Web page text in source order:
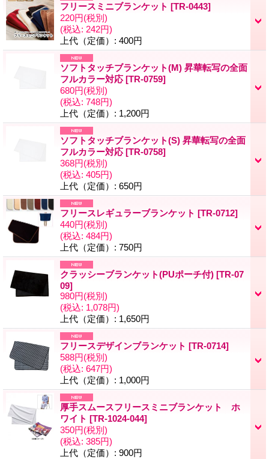
フリースミニブランケット [TR-0443]
220円(税別)
(税込: 242円)
上代（定価） : 400円
ソフトタッチブランケット(M) 昇華転写の全面
フルカラー対応[TR-0759]
680円(税別)
(税込: 748円)
上代（定価） : 1,200円
ソフトタッチブランケット(S) 昇華転写の全面
フルカラー対応[TR-0758]
368円(税別)
(税込: 405円)
上代（定価） : 650円
フリースレギュラーブランケット [TR-0712]
440円(税別)
(税込: 484円)
上代（定価） : 750円
クラッシーブランケット(PUポーチ付) [TR-07
09]
980円(税別)
(税込: 1,078円)
上代（定価） : 1,650円
フリースデザインブランケット [TR-0714]
588円(税別)
(税込: 647円)
上代（定価） : 1,000円
厚手スムースフリースミニブランケット ホ
ワイト [TR-1024-044]
350円(税別)
(税込: 385円)
上代（定価） : 900円